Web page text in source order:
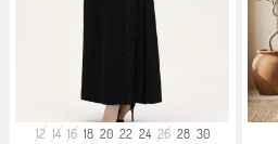
12 14 16 18 20 22 24 26 28 30